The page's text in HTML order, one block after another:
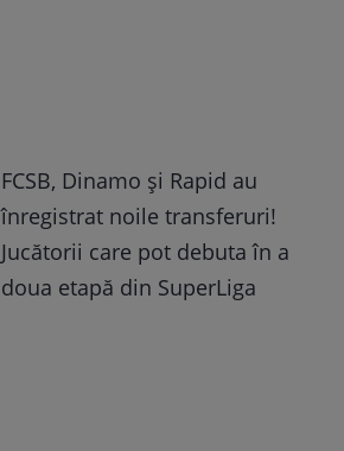
FCSB, Dinamo şi Rapid au
înregistrat noile transferuri!
Jucătorii care pot debuta în a
doua etapă din SuperLiga